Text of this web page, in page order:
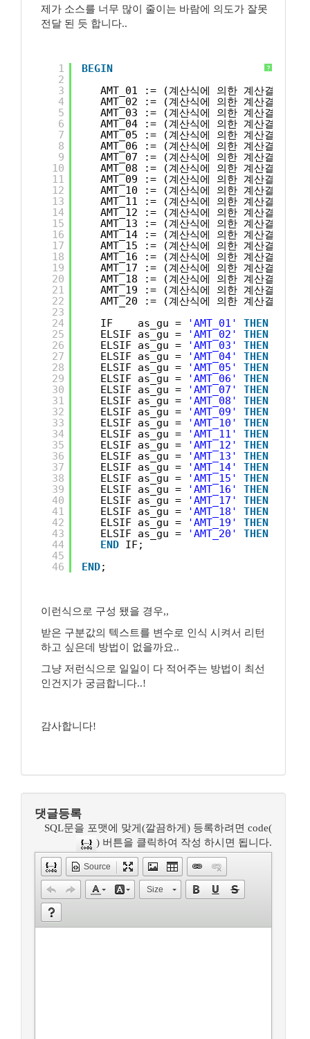
제가 소스를 너무 많이 줄이는 바람에 의도가 잘못
전달 된 듯 합니다..
?
1
2
3
4
5
6
7
8
9
10
11
12
13
14
15
16
17
18
19
20
21
22
23
24
25
26
27
28
29
30
31
32
33
34
35
36
37
38
39
40
41
42
43
44
45
46
BEGIN
AMT_01 := (계산식에 의한 계산결과값
AMT_02 := (계산식에 의한 계산결과값
AMT_03 := (계산식에 의한 계산결과값
AMT_04 := (계산식에 의한 계산결과값
AMT_05 := (계산식에 의한 계산결과값
AMT_06 := (계산식에 의한 계산결과값
AMT_07 := (계산식에 의한 계산결과값
AMT_08 := (계산식에 의한 계산결과값
AMT_09 := (계산식에 의한 계산결과값
AMT_10 := (계산식에 의한 계산결과값
AMT_11 := (계산식에 의한 계산결과값
AMT_12 := (계산식에 의한 계산결과값
AMT_13 := (계산식에 의한 계산결과값
AMT_14 := (계산식에 의한 계산결과값
AMT_15 := (계산식에 의한 계산결과값
AMT_16 := (계산식에 의한 계산결과값
AMT_17 := (계산식에 의한 계산결과값
AMT_18 := (계산식에 의한 계산결과값
AMT_19 := (계산식에 의한 계산결과값
AMT_20 := (계산식에 의한 계산결과값
IF    as_gu =
'AMT_01' THEN
ELSIF as_gu =
'AMT_02' THEN
ELSIF as_gu =
'AMT_03' THEN
ELSIF as_gu =
'AMT_04' THEN
ELSIF as_gu =
'AMT_05' THEN
ELSIF as_gu =
'AMT_06' THEN
ELSIF as_gu =
'AMT_07' THEN
ELSIF as_gu =
'AMT_08' THEN
ELSIF as_gu =
'AMT_09' THEN
ELSIF as_gu =
'AMT_10' THEN
ELSIF as_gu =
'AMT_11' THEN
ELSIF as_gu =
'AMT_12' THEN
ELSIF as_gu =
'AMT_13' THEN
ELSIF as_gu =
'AMT_14' THEN
ELSIF as_gu =
'AMT_15' THEN
ELSIF as_gu =
'AMT_16' THEN
ELSIF as_gu =
'AMT_17' THEN
ELSIF as_gu =
'AMT_18' THEN
ELSIF as_gu =
'AMT_19' THEN
ELSIF as_gu =
'AMT_20' THEN
END IF;
END;
이런식으로 구성 됐을 경우,,
받은 구분값의 텍스트를 변수로 인식 시켜서 리턴
하고 싶은데 방법이 없을까요..
그냥 저런식으로 일일이 다 적어주는 방법이 최선
인건지가 궁금합니다..!
감사합니다!
댓글등록
SQL문을 포맷에 맞게(깔끔하게) 등록하려면 code(
) 버튼을 클릭하여 작성 하시면 됩니다.
Source
Size